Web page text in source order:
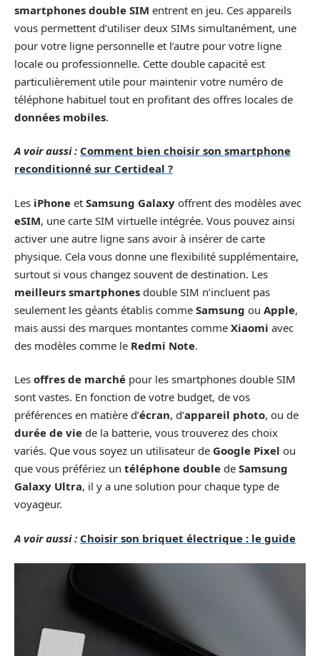
smartphones double SIM entrent en jeu. Ces appareils
vous permettent d’utiliser deux SIMs simultanément, une
pour votre ligne personnelle et l’autre pour votre ligne
locale ou professionnelle. Cette double capacité est
particulièrement utile pour maintenir votre numéro de
téléphone habituel tout en profitant des offres locales de
données mobiles.
A voir aussi : Comment bien choisir son smartphone
reconditionné sur Certideal ?
Les iPhone et Samsung Galaxy offrent des modèles avec
eSIM, une carte SIM virtuelle intégrée. Vous pouvez ainsi
activer une autre ligne sans avoir à insérer de carte
physique. Cela vous donne une flexibilité supplémentaire,
surtout si vous changez souvent de destination. Les
meilleurs smartphones double SIM n’incluent pas
seulement les géants établis comme Samsung ou Apple,
mais aussi des marques montantes comme Xiaomi avec
des modèles comme le Redmi Note.
Les offres de marché pour les smartphones double SIM
sont vastes. En fonction de votre budget, de vos
préférences en matière d’écran, d’appareil photo, ou de
durée de vie de la batterie, vous trouverez des choix
variés. Que vous soyez un utilisateur de Google Pixel ou
que vous préfériez un téléphone double de Samsung
Galaxy Ultra, il y a une solution pour chaque type de
voyageur.
A voir aussi : Choisir son briquet électrique : le guide